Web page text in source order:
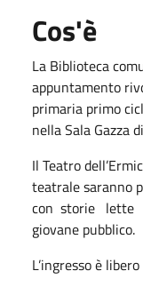
Cos'è
La Biblioteca
appuntamento
primaria primo
nella Sala Gazza
Il Teatro
teatrale saranno
con storie lette
giovane pubblico.
L’ingresso è